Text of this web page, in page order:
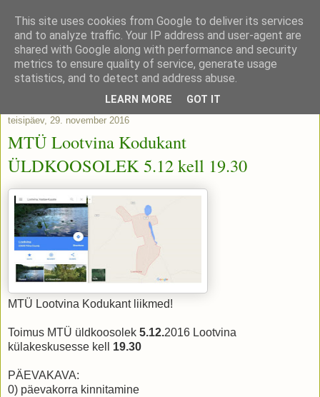
teisipäev, 29. november 2016
MTÜ Lootvina Kodukant
ÜLDKOOSOLEK 5.12 kell 19.30
MTÜ Lootvina Kodukant liikmed!
Toimus MTÜ üldkoosolek 5.12.2016 Lootvina
külakeskusesse kell 19.30
PÄEVAKAVA:
0) päevakorra kinnitamine
This site uses cookies from Google to deliver its services
and to analyze traffic. Your IP address and user-agent are
shared with Google along with performance and security
metrics to ensure quality of service, generate usage
statistics, and to detect and address abuse.
LEARN MORE GOT IT